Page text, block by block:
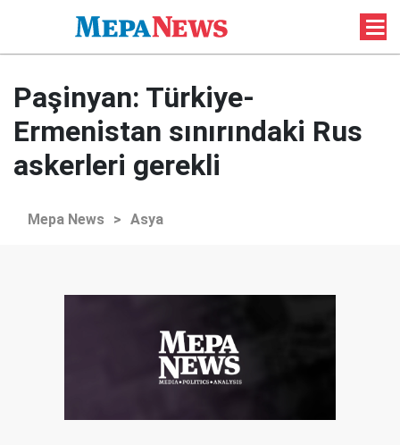
Paşinyan: Türkiye-
Ermenistan sınırındaki Rus
askerleri gerekli
Mepa News > Asya